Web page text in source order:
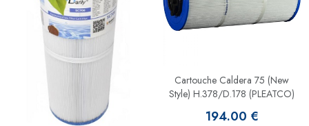
Cartouche Caldera 75 (New
Style) H.378/D.178 (PLEATCO)
194.00 €